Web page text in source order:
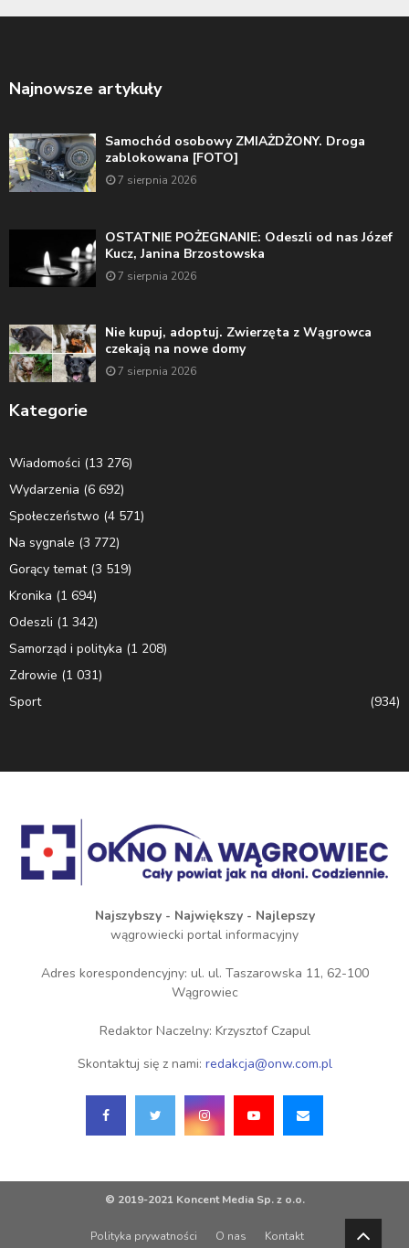
Najnowsze artykuły
Samochód osobowy ZMIAŻDŻONY. Droga
zablokowana [FOTO]
7 sierpnia 2026
OSTATNIE POŻEGNANIE: Odeszli od nas Józef
Kucz, Janina Brzostowska
7 sierpnia 2026
Nie kupuj, adoptuj. Zwierzęta z Wągrowca
czekają na nowe domy
7 sierpnia 2026
Kategorie
Wiadomości (13 276)
Wydarzenia (6 692)
Społeczeństwo (4 571)
Na sygnale (3 772)
Gorący temat(3 519)
Kronika (1 694)
Odeszli (1 342)
Samorząd i polityka (1 208)
Zdrowie (1 031)
Sport
(934)
Najszybszy - Największy - Najlepszy
wągrowiecki portal informacyjny
Adres korespondencyjny: ul. ul. Taszarowska 11, 62-100
Wągrowiec
Redaktor Naczelny: Krzysztof Czapul
Skontaktuj się z nami: redakcja@onw.com.pl
© 2019-2021 Koncent Media Sp. z o.o.
Polityka prywatności O nas Kontakt